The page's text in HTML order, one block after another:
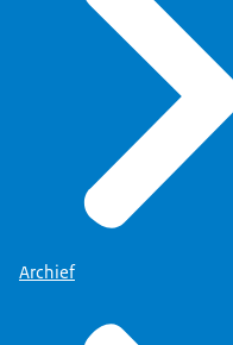
Archief